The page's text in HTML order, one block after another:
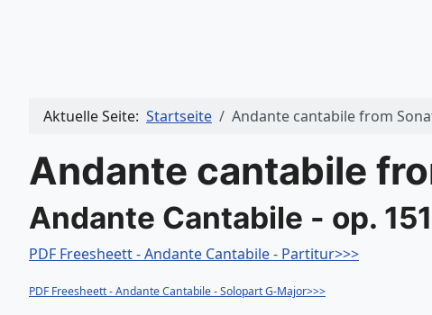
Aktuelle Seite: Startseite Andante cantabile from
Andante cantabile
Andante Cantabile - op.
PDF Freesheett - Andante Cantabile - Partitur>>>
PDF Freesheett - Andante Cantabile - Solopart G-Major>>>